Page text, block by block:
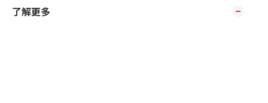
了解更多